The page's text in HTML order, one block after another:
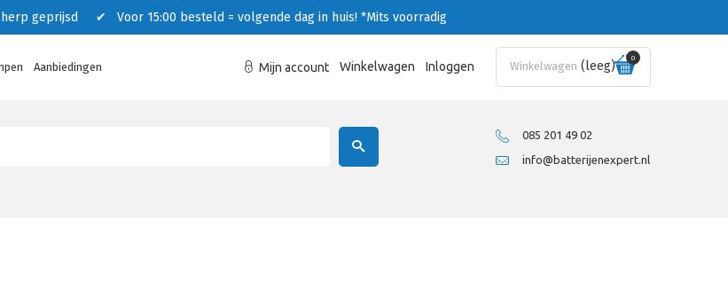
geprijsd ✔ Voor 15:00 besteld = volgende dag in huis! *Mits voorradig
Aanbiedingen Winkelwagen
0
(leeg)
Mijn account Winkelwagen Inloggen
085 201 49 02
info@batterijenexpert.nl